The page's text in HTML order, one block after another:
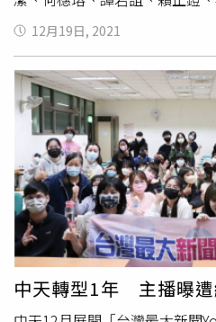
持的張若妤，加上第一場因要
秀、許甫、李珮瑄等，這次通
聚現場，一一向會員表達最深
員們也狂刷「好想到現場喔！
每位到場的會員，中天致贈一
有中天限定版口罩、水神抗菌
看到到場的每位會員，當家主
年真的是收獲滿滿，以前的我
轉戰網路後，發現可以學的東
很開心，我們都是斜槓青年！
一路支持充滿感謝。而主播許
絲是第一次見到面，但會員的
久的朋友一樣。主播洪淑芬對
聞）每一位主播分享，都提到
12月19日, 2021
中天轉型1年 主播曝遭